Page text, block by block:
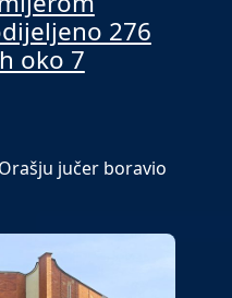
276
oko 7
jučer boravio